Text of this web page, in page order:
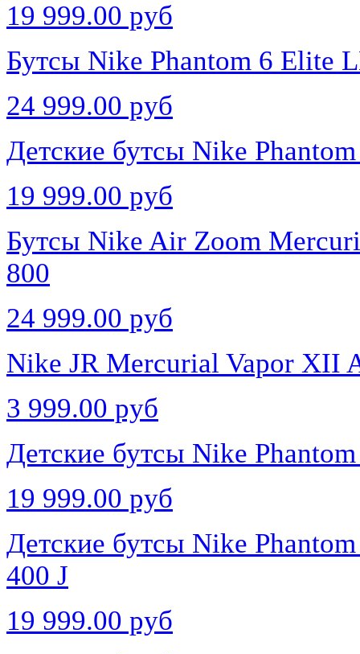
19 999.00 руб
Бутсы Nike Phantom 6 Elite
24 999.00 руб
Детские бутсы Nike
19 999.00 руб
Бутсы Nike Air Zoom
800
24 999.00 руб
Nike JR Mercurial Vapor XII
3 999.00 руб
Детские бутсы Nike
19 999.00 руб
Детские бутсы Nike
400 J
19 999.00 руб